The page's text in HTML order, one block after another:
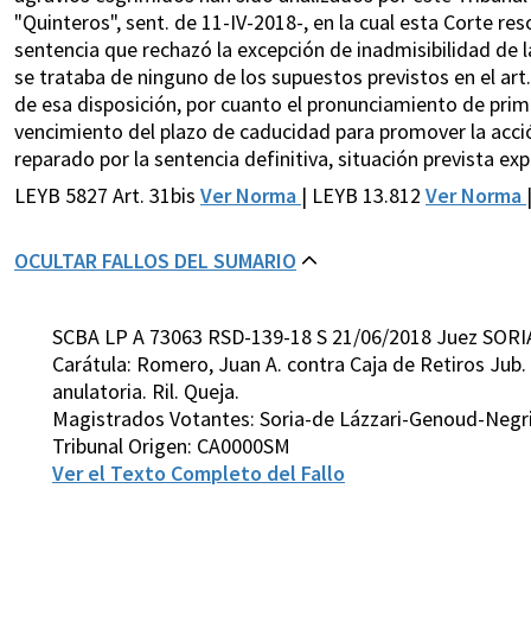
"Quinteros", sent. de 11-IV-2018-, en la cual esta Corte
sentencia que rechazó la excepción de inadmisibilidad
se trataba de ninguno de los supuestos previstos en el
de esa disposición, por cuanto el pronunciamiento de
vencimiento del plazo de caducidad para promover la
reparado por la sentencia definitiva, situación prevista
LEYB 5827 Art. 31bis Ver Norma | LEYB 13.812 Ver Norma
OCULTAR FALLOS DEL SUMARIO
SCBA LP A 73063 RSD-139-18 S 21/06/2018 Juez
Carátula: Romero, Juan A. contra Caja de Retiros
anulatoria. Ril. Queja.
Magistrados Votantes: Soria-de Lázzari-Genoud-
Tribunal Origen: CA0000SM
Ver el Texto Completo del Fallo